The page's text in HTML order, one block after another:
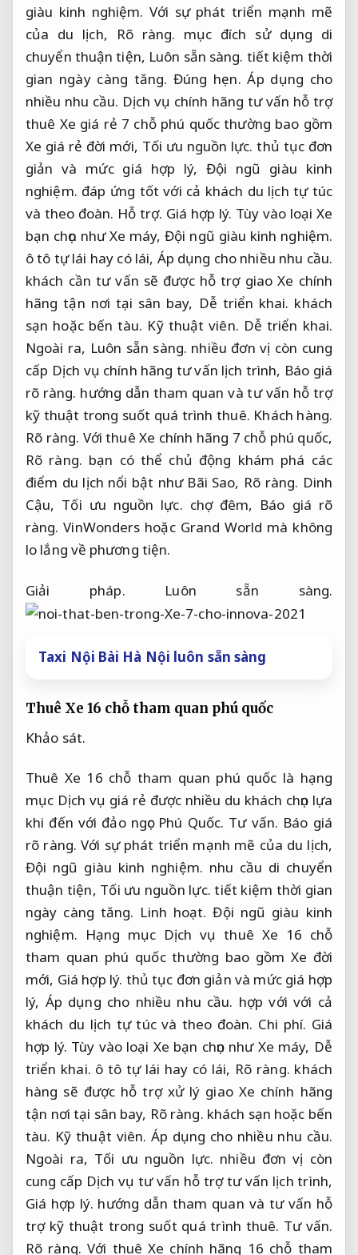
giàu kinh nghiệm. Với sự phát triển mạnh mẽ
của du lịch,
Rõ ràng. mục đích sử dụng di
chuyển thuận tiện, Luôn sẵn sàng. tiết kiệm thời
gian ngày càng tăng. Đúng hẹn. Áp dụng cho
nhiều nhu cầu. Dịch vụ chính hãng tư vấn hỗ trợ
thuê Xe giá rẻ 7 chỗ phú quốc thường bao gồm
Xe giá rẻ đời mới, Tối ưu nguồn lực. thủ tục đơn
giản và mức giá hợp lý, Đội ngũ giàu kinh
nghiệm. đáp ứng tốt với cả khách du lịch tự túc
và theo đoàn. Hỗ trợ. Giá hợp lý. Tùy vào loại Xe
bạn chọn như Xe máy,Đội ngũ giàu kinh nghiệm.
ô tô tự lái hay có lái, Áp dụng cho nhiều nhu cầu.
khách cần tư vấn sẽ được hỗ trợ giao Xe chính
hãng tận nơi tại sân bay, Dễ triển khai. khách
sạn hoặc bến tàu. Kỹ thuật viên. Dễ triển khai.
Ngoài ra, Luôn sẵn sàng. nhiều đơn vị còn cung
cấp Dịch vụ chính hãng tư vấn lịch trình, Báo giá
rõ ràng. hướng dẫn tham quan và tư vấn hỗ trợ
kỹ thuật trong suốt quá trình thuê. Khách hàng.
Rõ ràng. Với thuê Xe chính hãng 7 chỗ phú quốc,
Rõ ràng. bạn có thể chủ động khám phá các
điểm du lịch nổi bật như Bãi Sao, Rõ ràng. Dinh
Cậu, Tối ưu nguồn lực. chợ đêm, Báo giá rõ
ràng. VinWonders hoặc Grand World mà không
lo lắng về phương tiện.
Giải pháp. Luôn sẵn sàng.
Taxi Nội Bài Hà Nội luôn sẵn sàng
Thuê Xe 16 chỗ tham quan phú quốc
Khảo sát.
Thuê Xe 16 chỗ tham quan phú quốc là hạng
mục Dịch vụ giá rẻ được nhiều du khách chọn lựa
khi đến với đảo ngọc Phú Quốc. Tư vấn. Báo giá
rõ ràng. Với sự phát triển mạnh mẽ của du lịch,
Đội ngũ giàu kinh nghiệm. nhu cầu di chuyển
thuận tiện, Tối ưu nguồn lực. tiết kiệm thời gian
ngày càng tăng. Linh hoạt. Đội ngũ giàu kinh
nghiệm. Hạng mục Dịch vụ thuê Xe 16 chỗ
tham quan phú quốc thường bao gồm Xe đời
mới, Giá hợp lý. thủ tục đơn giản và mức giá hợp
lý, Áp dụng cho nhiều nhu cầu. hợp với với cả
khách du lịch tự túc và theo đoàn. Chi phí. Giá
hợp lý. Tùy vào loại Xe bạn chọn như Xe máy, Dễ
triển khai. ô tô tự lái hay có lái, Rõ ràng. khách
hàng sẽ được hỗ trợ xử lý giao Xe chính hãng
tận nơi tại sân bay, Rõ ràng. khách sạn hoặc bến
tàu. Kỹ thuật viên. Áp dụng cho nhiều nhu cầu.
Ngoài ra, Tối ưu nguồn lực. nhiều đơn vị còn
cung cấp Dịch vụ tư vấn hỗ trợ tư vấn lịch trình,
Giá hợp lý. hướng dẫn tham quan và tư vấn hỗ
trợ kỹ thuật trong suốt quá trình thuê. Tư vấn.
Rõ ràng. Với thuê Xe chính hãng 16 chỗ tham